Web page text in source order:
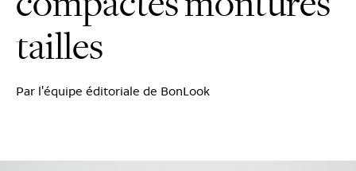
tailles
Par l'équipe éditoriale de BonLook